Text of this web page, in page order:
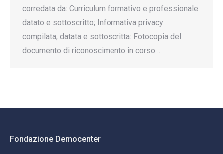
corredata da: Curriculum formativo e professionale
datato e sottoscritto; Informativa privacy
compilata, datata e sottoscritta: Fotocopia del
documento di riconoscimento in corso…
Fondazione Democenter